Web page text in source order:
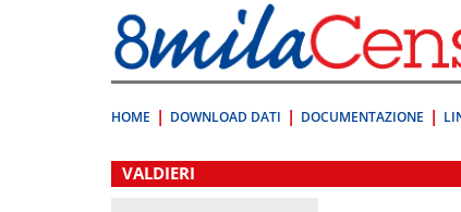
direttamente
a:
Contenuto
HOME DOWNLOAD DATI DOCUMENTAZIONE
.
VALDIERI